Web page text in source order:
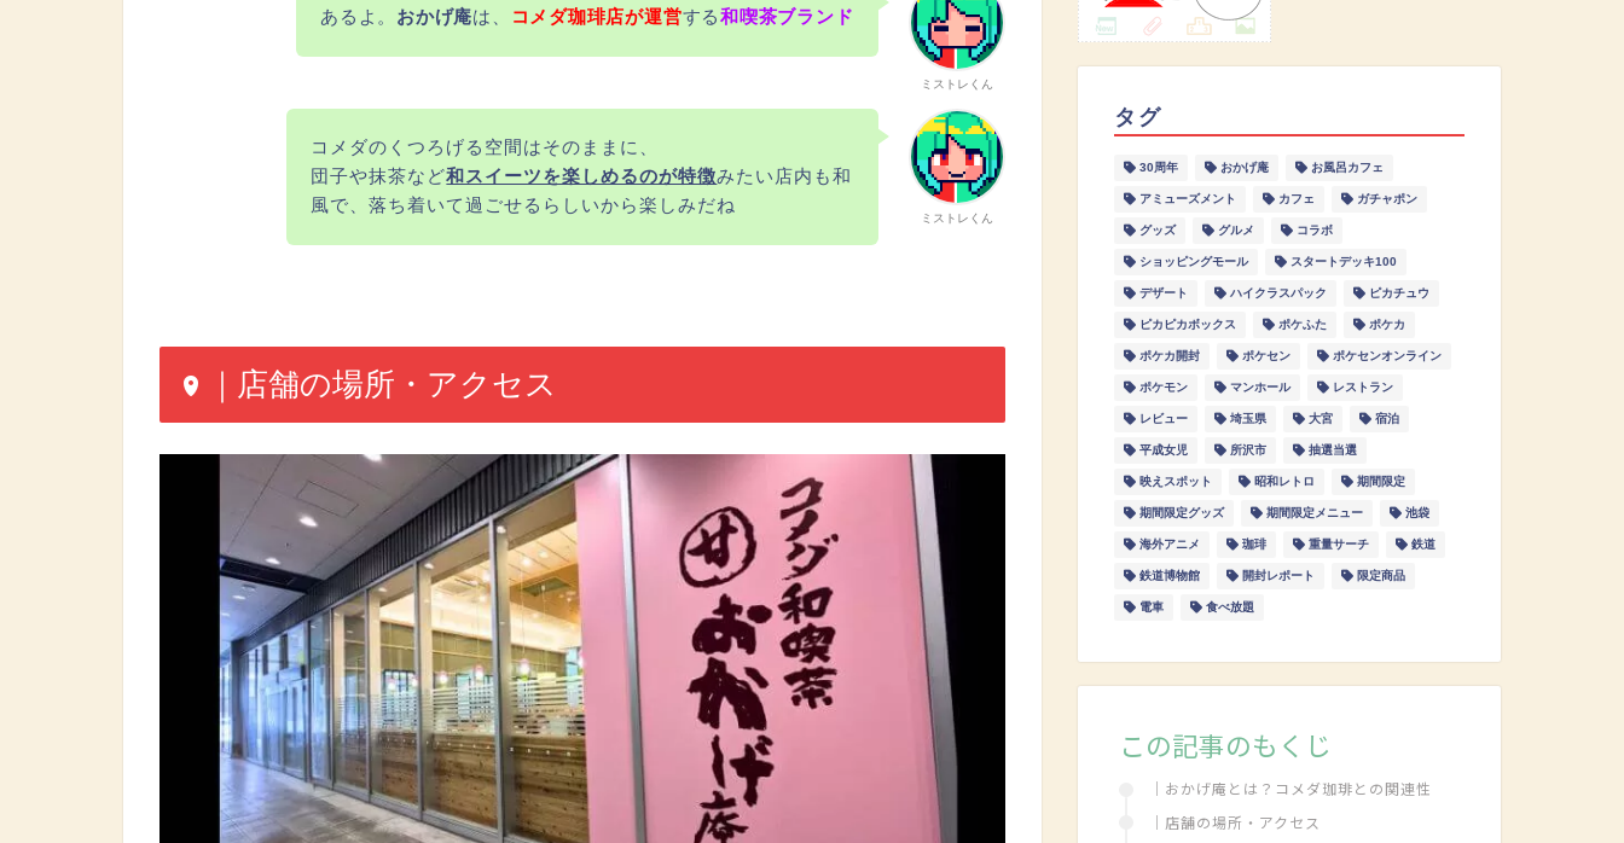
ミストレくん
あるよ。 おかげ庵は、 コメダ珈琲店が運営する和喫茶ブランド
ミストレくん
コメダのくつろげる空間はそのままに、
団子や抹茶など和スイーツを楽しめるのが特徴みたい店内も和
風で、落ち着いて過ごせるらしいから楽しみだね
｜店舗の場所・アクセス
タグ
30周年 おかげ庵 お風呂カフェ
アミューズメント カフェ ガチャポン
グッズ グルメ コラボ
ショッピングモール スタートデッキ100
デザート ハイクラスパック ピカチュウ
ピカピカボックス ポケふた ポケカ
ポケカ開封 ポケセン ポケセンオンライン
ポケモン マンホール レストラン
レビュー 埼玉県 大宮 宿泊
平成女児 所沢市 抽選当選
映えスポット 昭和レトロ 期間限定
期間限定グッズ 期間限定メニュー 池袋
海外アニメ 珈琲 重量サーチ 鉄道
鉄道博物館 開封レポート 限定商品
電車 食べ放題
この記事のもくじ
｜おかげ庵とは？コメダ珈琲との関連性
｜店舗の場所・アクセス